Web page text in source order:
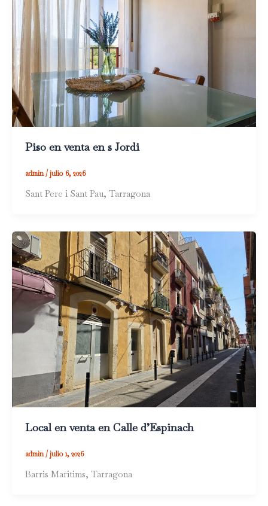
Piso en venta en s Jordi
admin / julio 6, 2026
Sant Pere i Sant Pau, Tarragona
Local en venta en Calle d’Espinach
admin /julio 1, 2026
Barris Maritims, Tarragona